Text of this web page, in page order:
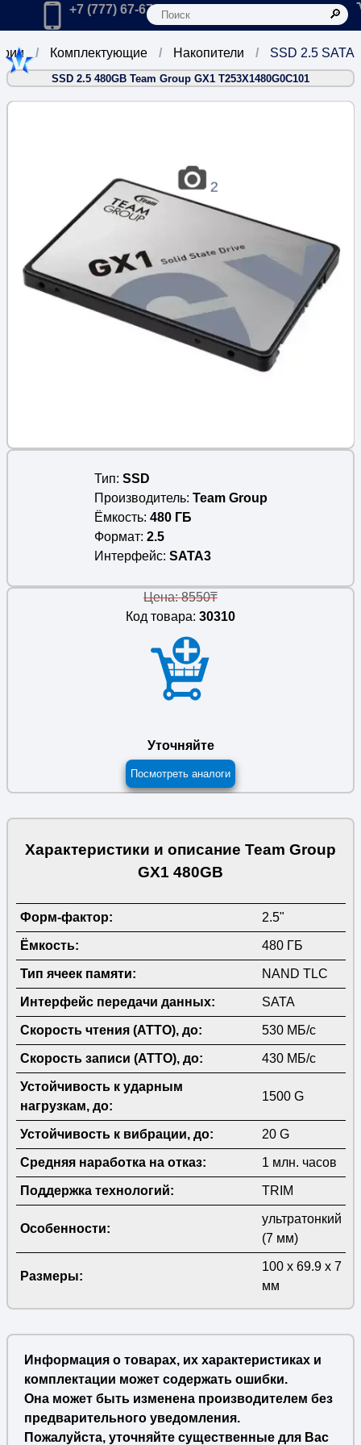
Главная
Позвонить в компанию по телефону:
+7 (777) 67-67-666
SSD 2.5 SATA
Накопители
Комплектующие
SSD 2.5 480GB Team Group GX1 T253X1480G0C101
Тип SSD
Производитель Team Group
Ёмкость 480 ГБ
Формат 2.5
Интерфейс SATA3
Цена: 8550₸
Код товара: 30310
Уточняйте
Посмотреть аналоги
Характеристики и описание Team Group
GX1 480GB
Форм-фактор: 2.5"
Ёмкость: 480 ГБ
Тип ячеек памяти: NAND TLC
Интерфейс передачи данных: SATA
Скорость чтения (ATTO), до: 530 МБ/с
Скорость записи (ATTO), до: 430 МБ/с
Устойчивость к ударным
нагрузкам, до:
1500 G
Устойчивость к вибрации, до: 20 G
Средняя наработка на отказ: 1 млн. часов
Поддержка технологий: TRIM
Особенности:
ультратонкий
(7 мм)
Размеры:
100 x 69.9 x 7
мм
Информация о товарах, их характеристиках и
комплектации может содержать ошибки.
Она может быть изменена производителем без
предварительного уведомления.
Пожалуйста, уточняйте существенные для Вас